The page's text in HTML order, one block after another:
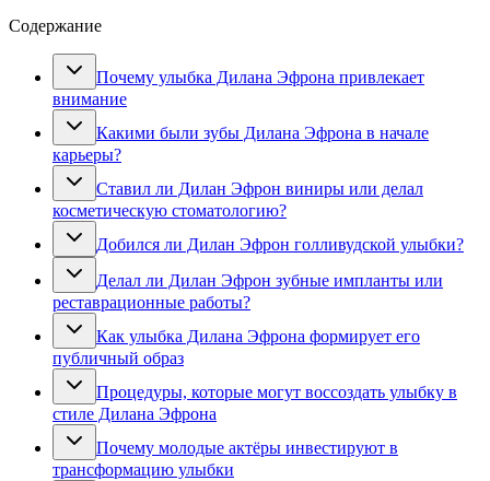
Содержание
Почему улыбка Дилана Эфрона привлекает
внимание
Какими были зубы Дилана Эфрона в начале
карьеры?
Ставил ли Дилан Эфрон виниры или делал
косметическую стоматологию?
Добился ли Дилан Эфрон голливудской улыбки?
Делал ли Дилан Эфрон зубные импланты или
реставрационные работы?
Как улыбка Дилана Эфрона формирует его
публичный образ
Процедуры, которые могут воссоздать улыбку в
стиле Дилана Эфрона
Почему молодые актёры инвестируют в
трансформацию улыбки